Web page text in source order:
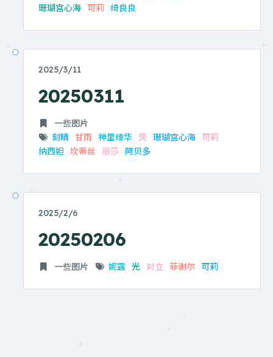
珊瑚宫心海
可莉 绮良良
2025/3/11
20250311
一些图片
刻晴 甘雨 神里绫华 荧 珊瑚宫心海
可莉
纳西妲 坎蒂丝 丽莎 阿贝多
2025/2/6
20250206
一些图片 妮露 光 对立 菲谢尔 可莉